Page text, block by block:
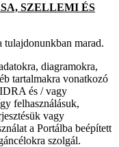
SZELLEMI ÉS
marad.
diagramokra,
tartalmakra vonatkozó
és / vagy
felhasználásuk,
vagy
a Portálba beépített
szolgál.